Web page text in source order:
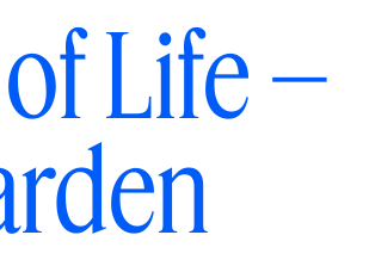
Life –